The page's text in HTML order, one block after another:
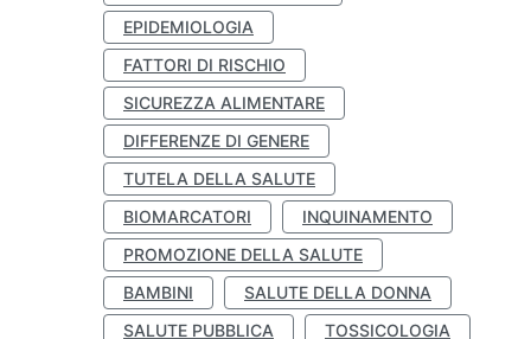
EPIDEMIOLOGIA
FATTORI DI RISCHIO
SICUREZZA ALIMENTARE
DIFFERENZE DI GENERE
TUTELA DELLA SALUTE
BIOMARCATORI
INQUINAMENTO
PROMOZIONE DELLA SALUTE
BAMBINI
SALUTE DELLA DONNA
SALUTE PUBBLICA
TOSSICOLOGIA